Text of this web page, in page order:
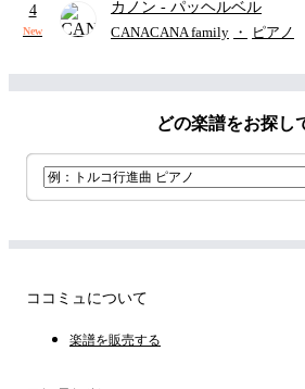
4
New
カノン - パッヘルベル
CANACANA family ・ ピアノ
どの楽譜をお探し
ココミュについて
楽譜を販売する